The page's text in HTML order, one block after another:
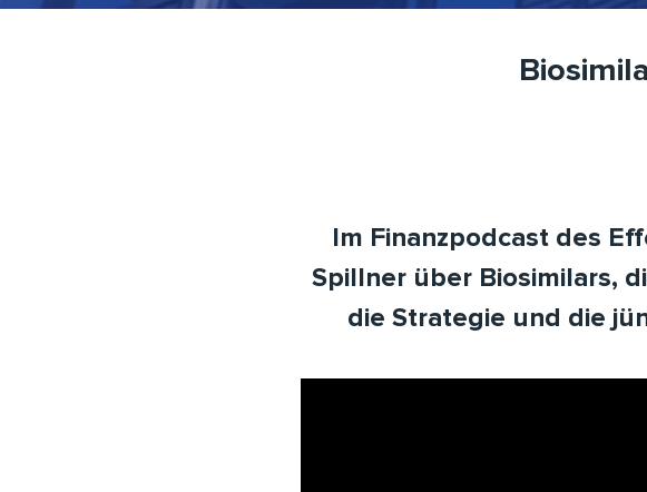
Im Finanzpodcast des
Spillner über Biosimilars,
die Strategie und die